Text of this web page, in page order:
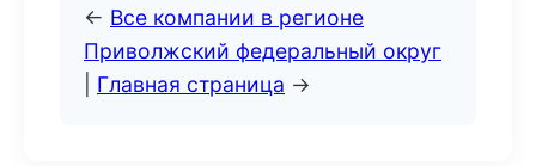
← Все компании в регионе
Приволжский федеральный округ
Главная страница →